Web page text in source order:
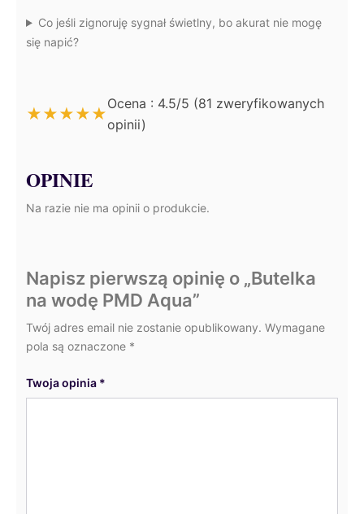
Co jeśli zignoruję sygnał świetlny, bo akurat nie mogę
się napić?
★★★★★
Ocena : 4.5/5 (81 zweryfikowanych
opinii)
OPINIE
Na razie nie ma opinii o produkcie.
Napisz pierwszą opinię o „Butelka
na wodę PMD Aqua”
Twój adres email nie zostanie opublikowany. Wymagane
pola są oznaczone *
Twoja opinia *